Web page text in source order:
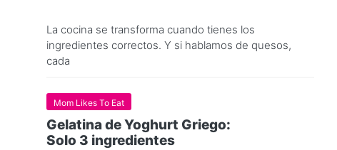
La cocina se transforma cuando tienes los
ingredientes correctos. Y si hablamos de quesos,
cada
Mom Likes To Eat
Gelatina de Yoghurt Griego:
Solo 3 ingredientes